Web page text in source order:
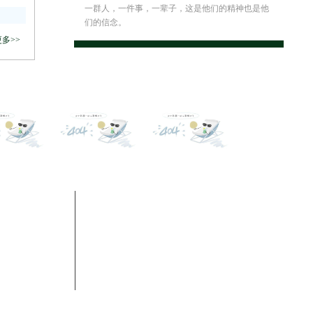
>>
一群人，一件事，一辈子，这是他们的精神也是他
们的信念。